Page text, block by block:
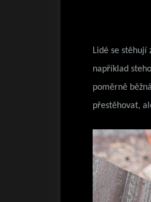
Lidé se stěhují
například
poměrně
přestěhovat,